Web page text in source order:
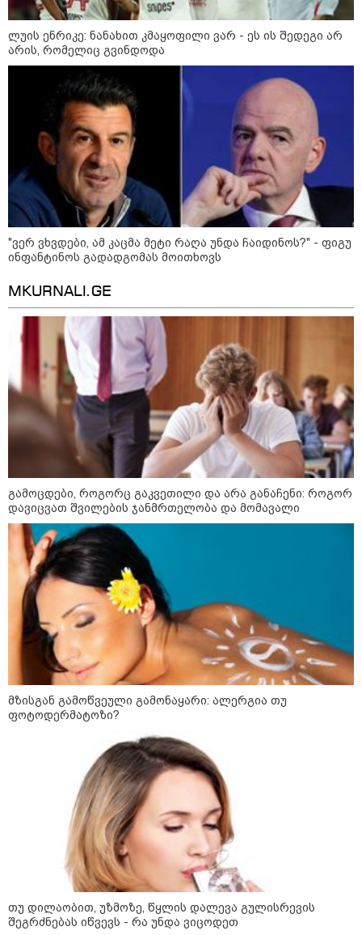
21:38 / 06-08-2026
"ჩვენთვის ეს ეგზოტიკაა, ჩვენს
სტუმრებს ასე ვუხსნით - ბევრი
რომანტიკული საღამოები" -
შალვა ალავერდაშვილი
ელექტროენერგიის გათიშვებზე
21:08 / 06-08-2026
"არ ვიცი, თუ ვინმე იცის, რასთან
არის დაკავშირებული ნია
იმნაძის 10 თვის თავზე დაკავება
- რა უნდა თქვას 16 წლის
ბავშვმა, რომელიც 9 თვის
განმავლობაში
წარმოუდგენელი
ფსიქოლოგიური ტერორის ქვეშ
არის" - რას აცხადებს ნია
კატეგორიის ყველა სიახლე
რატომ ჩაბნელდა საქართველო
მესამედ: საბოტაჟი, ტექნიკური
ხარვეზი თუ
არაპროფესიონალიზმი?! -
სანდრო თვალჭრელიძის ანალიზი
ჩაკეტილი „პოლიტიკური
სამკუთხედი“ - კულუარული
თამაშები, რომლებიც დიდი
სისხლის ფასად ჯდება
„ოქტომბრისთვის საქართველოს
არჩევანის გაკეთება მოუწევს...
„ორ სკამზე ჯდომის“
შესაძლებლობა შეიძლება
დასრულდეს“ - მირიან
მირიანაშვილის ანალიზი
ჯარისკაცი, რომელიც 29 წელი
იბრძოდა, რადგან ომის
დამთავრების არ სჯეროდა...
მეცნიერება
ლუის ენრიკე: ნანახით კმაყოფილი ვარ - ეს ის შედეგი არ
არის, რომელიც გვინდოდა
"ვერ ვხვდები, ამ კაცმა მეტი რაღა უნდა ჩაიდინოს?" - ფიგუ
ინფანტინოს გადადგომას მოითხოვს
MKURNALI.GE
გამოცდები, როგორც გაკვეთილი და არა განაჩენი: როგორ
დავიცვათ შვილების ჯანმრთელობა და მომავალი
მზისგან გამოწვეული გამონაყარი: ალერგია თუ
ფოტოდერმატოზი?
თუ დილაობით, უზმოზე, წყლის დალევა გულისრევის
შეგრძნებას იწვევს - რა უნდა ვიცოდეთ